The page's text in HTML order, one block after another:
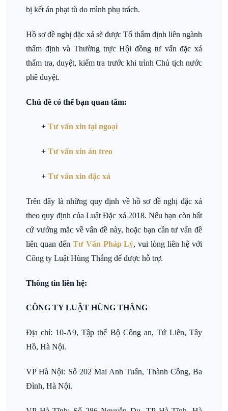
bị kết án phạt tù do mình phụ trách.
Hồ sơ đề nghị đặc xá sẽ được Tổ thẩm định liên ngành
thẩm định và Thường trực Hội đồng tư vấn đặc xá
thẩm tra, duyệt, kiểm tra trước khi trình Chủ tịch nước
phê duyệt.
Chủ đề có thể bạn quan tâm:
+ Tư vấn xin tại ngoại
+ Tư vấn xin án treo
+ Tư vấn xin đặc xá
Trên đây là những quy định về hồ sơ đề nghị đặc xá
theo quy định của Luật Đặc xá 2018. Nếu bạn còn bất
cứ vướng mắc về vấn đề này, hoặc bạn cần tư vấn đề
liên quan đến Tư Vấn Pháp Lý, vui lòng liên hệ với
Công ty Luật Hùng Thắng để được hỗ trợ.
Thông tin liên hệ:
CÔNG TY LUẬT HÙNG THẮNG
Địa chỉ: 10-A9, Tập thể Bộ Công an, Tứ Liên, Tây
Hồ, Hà Nội.
VP Hà Nội: Số 202 Mai Anh Tuấn, Thành Công, Ba
Đình, Hà Nội.